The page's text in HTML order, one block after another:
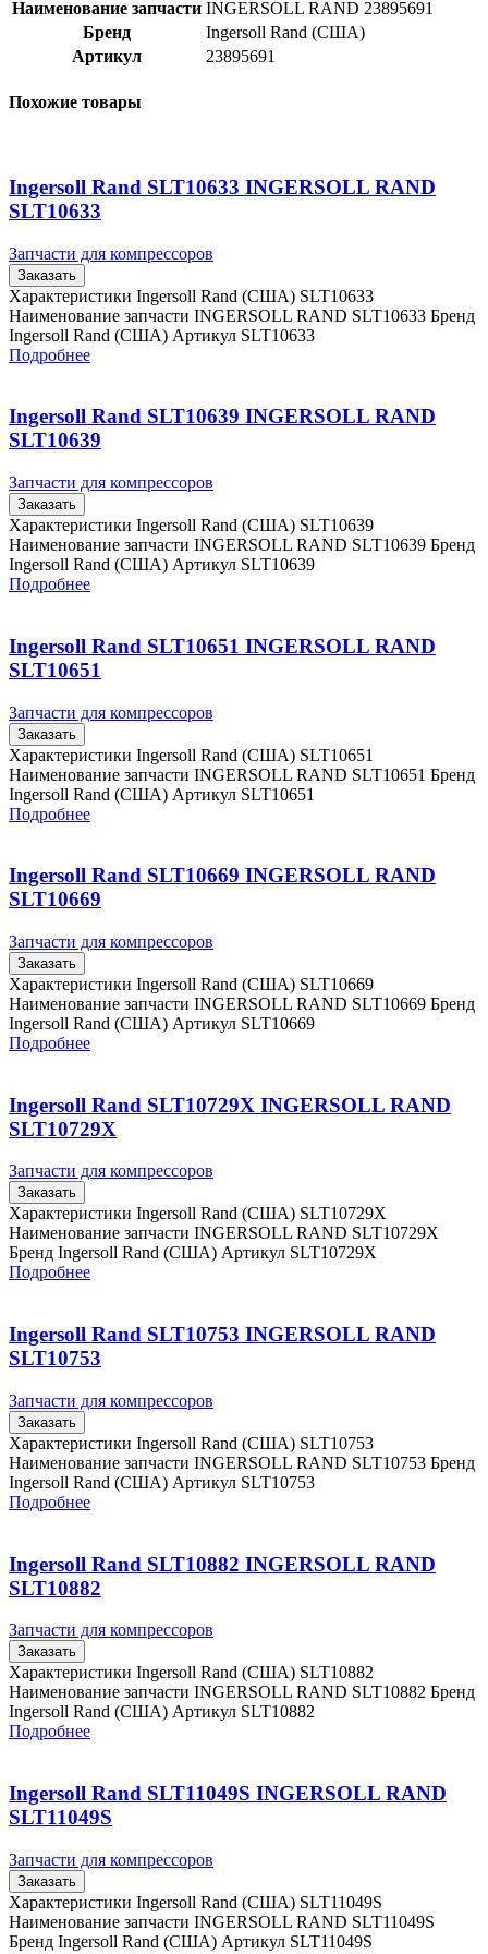
Наименование запчасти INGERSOLL RAND 23895691
Бренд
Ingersoll Rand (США)
Артикул
23895691
Похожие товары
Ingersoll Rand SLT10633 INGERSOLL RAND
SLT10633
Запчасти для компрессоров
Заказать
Характеристики Ingersoll Rand (США) SLT10633
Наименование запчасти INGERSOLL RAND SLT10633 Бренд
Ingersoll Rand (США) Артикул SLT10633
Подробнее
Ingersoll Rand SLT10639 INGERSOLL RAND
SLT10639
Запчасти для компрессоров
Заказать
Характеристики Ingersoll Rand (США) SLT10639
Наименование запчасти INGERSOLL RAND SLT10639 Бренд
Ingersoll Rand (США) Артикул SLT10639
Подробнее
Ingersoll Rand SLT10651 INGERSOLL RAND
SLT10651
Запчасти для компрессоров
Заказать
Характеристики Ingersoll Rand (США) SLT10651
Наименование запчасти INGERSOLL RAND SLT10651 Бренд
Ingersoll Rand (США) Артикул SLT10651
Подробнее
Ingersoll Rand SLT10669 INGERSOLL RAND
SLT10669
Запчасти для компрессоров
Заказать
Характеристики Ingersoll Rand (США) SLT10669
Наименование запчасти INGERSOLL RAND SLT10669 Бренд
Ingersoll Rand (США) Артикул SLT10669
Подробнее
Ingersoll Rand SLT10729X INGERSOLL RAND
SLT10729X
Запчасти для компрессоров
Заказать
Характеристики Ingersoll Rand (США) SLT10729X
Наименование запчасти INGERSOLL RAND SLT10729X
Бренд Ingersoll Rand (США) Артикул SLT10729X
Подробнее
Ingersoll Rand SLT10753 INGERSOLL RAND
SLT10753
Запчасти для компрессоров
Заказать
Характеристики Ingersoll Rand (США) SLT10753
Наименование запчасти INGERSOLL RAND SLT10753 Бренд
Ingersoll Rand (США) Артикул SLT10753
Подробнее
Ingersoll Rand SLT10882 INGERSOLL RAND
SLT10882
Запчасти для компрессоров
Заказать
Характеристики Ingersoll Rand (США) SLT10882
Наименование запчасти INGERSOLL RAND SLT10882 Бренд
Ingersoll Rand (США) Артикул SLT10882
Подробнее
Ingersoll Rand SLT11049S INGERSOLL RAND
SLT11049S
Запчасти для компрессоров
Заказать
Характеристики Ingersoll Rand (США) SLT11049S
Наименование запчасти INGERSOLL RAND SLT11049S
Бренд Ingersoll Rand (США) Артикул SLT11049S